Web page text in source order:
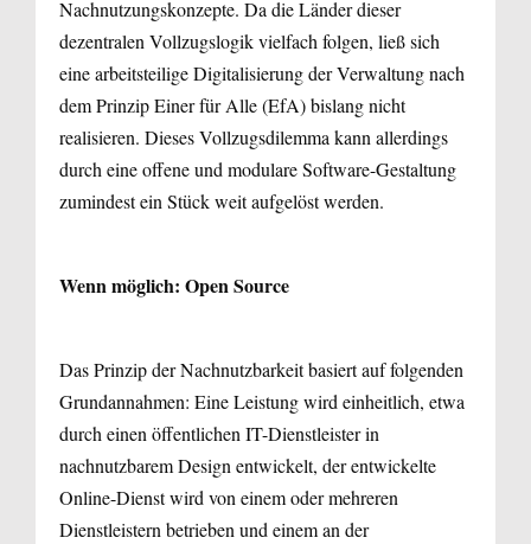
Nachnutzungskonzepte. Da die Länder dieser
dezentralen Vollzugslogik vielfach folgen, ließ sich
eine arbeitsteilige Digitalisierung der Verwaltung nach
dem Prinzip Einer für Alle (EfA) bislang nicht
realisieren. Dieses Vollzugsdilemma kann allerdings
durch eine offene und modulare Software-Gestaltung
zumindest ein Stück weit aufgelöst werden.
Wenn möglich: Open Source
Das Prinzip der Nachnutzbarkeit basiert auf folgenden
Grundannahmen: Eine Leistung wird einheitlich, etwa
durch einen öffentlichen IT-Dienstleister in
nachnutzbarem Design entwickelt, der entwickelte
Online-Dienst wird von einem oder mehreren
Dienstleistern betrieben und einem an der